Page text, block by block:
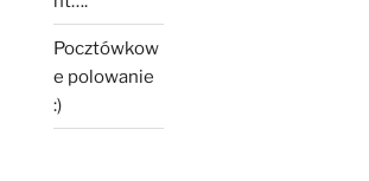
Pocztówkow
e polowanie
:)